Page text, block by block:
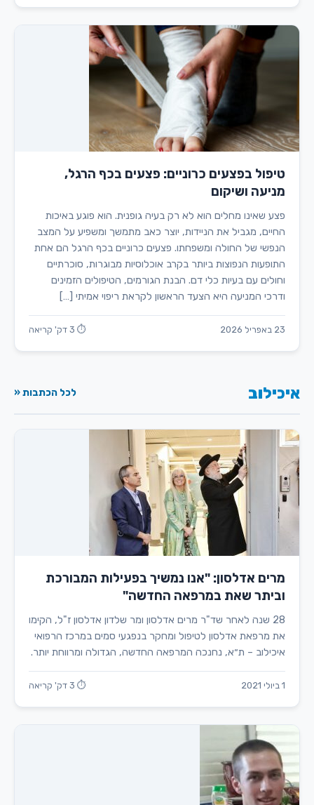
טיפול בפצעים כרוניים: פצעים בכף הרגל,
מניעה ושיקום
פצע שאינו מחלים הוא לא רק בעיה גופנית. הוא פוגע באיכות
החיים, מגביל את הניידות, יוצר כאב מתמשך ומשפיע על המצב
הנפשי של החולה ומשפחתו. פצעים כרוניים בכף הרגל הם אחת
התופעות הנפוצות ביותר בקרב אוכלוסיות מבוגרות, סוכרתיים
וחולים עם בעיות כלי דם. הבנת הגורמים, הטיפולים הזמינים
ודרכי המניעה היא הצעד הראשון לקראת ריפוי אמיתי […]
23 באפריל 2026 ⏱ 3 דק' קריאה
איכילוב לכל הכתבות «
מרים אדלסון: "אנו נמשיך בפעילות המבורכת
וביתר שאת במרפאה החדשה"
28 שנה לאחר שד"ר מרים אדלסון ומר שלדון אדלסון ז"ל, הקימו
את מרפאת אדלסון לטיפול ומחקר בנפגעי סמים במרכז הרפואי
איכילוב – ת״א, נחנכה המרפאה החדשה, הגדולה ומרווחת יותר.
1 ביולי 2021 ⏱ 3 דק' קריאה